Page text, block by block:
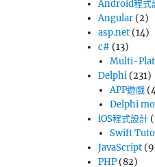
Android程式
Angular (2)
asp.net (14)
c# (13)
Multi-
Delphi (231)
APP遊戲
Delphi
iOS程式設計
Swift
JavaScript
PHP (82)